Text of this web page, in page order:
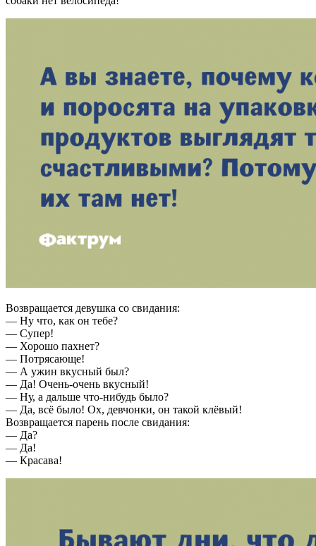
Возвращается девушка со свидания:
— Ну что, как он тебе?
— Супер!
— Хорошо пахнет?
— Потрясающе!
— А ужин вкусный был?
— Да! Очень-очень вкусный!
— Ну, а дальше что-нибудь было?
— Да, всё было! Ох, девчонки, он такой клёвый!
Возвращается парень после свидания:
— Да?
— Да!
— Красава!